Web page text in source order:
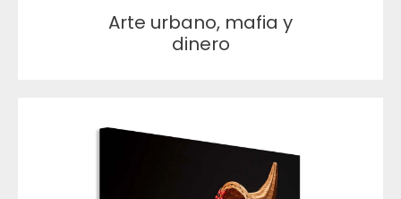
Arte urbano, mafia y
dinero